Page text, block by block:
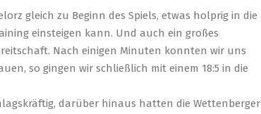
gleich zu Beginn des Spiels, etwas holprig in die
einsteigen kann. Und auch ein großes
Nach einigen Minuten konnten wir uns
so gingen wir schließlich mit einem 18:5 in die
darüber hinaus hatten die Wettenberger